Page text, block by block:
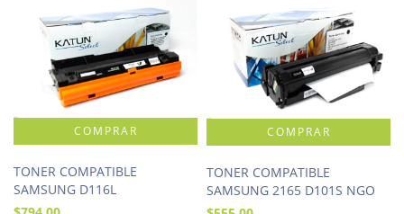
TONER COMPATIBLE
SAMSUNG D116L
TONER COMPATIBLE
SAMSUNG 2165 D101S NGO